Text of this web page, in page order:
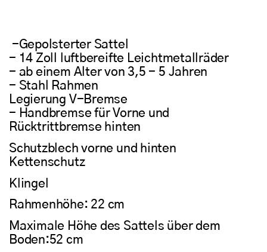
-Gepolsterter Sattel
- 14 Zoll luftbereifte Leichtmetallräder
- ab einem Alter von 3,5 - 5 Jahren
- Stahl Rahmen
Legierung V-Bremse
- Handbremse für Vorne und
Rücktrittbremse hinten
Schutzblech vorne und hinten
Kettenschutz
Klingel
Rahmenhöhe: 22 cm
Maximale Höhe des Sattels über dem
Boden:52 cm